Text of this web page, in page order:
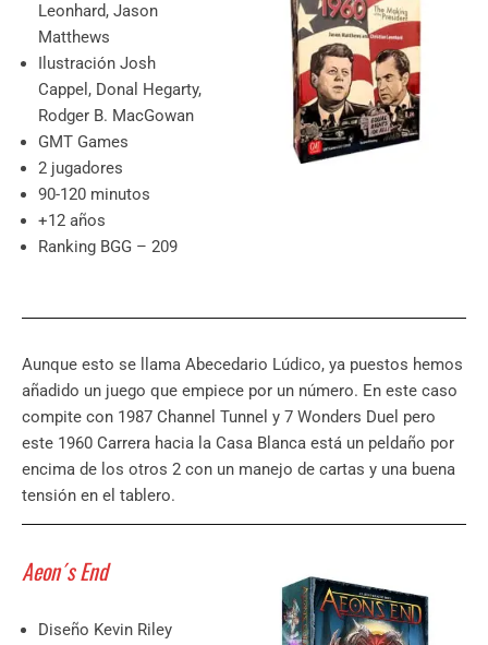
Leonhard, Jason
Matthews
Ilustración Josh
Cappel, Donal Hegarty,
Rodger B. MacGowan
GMT Games
2 jugadores
90-120 minutos
+12 años
Ranking BGG – 209
Aunque esto se llama Abecedario Lúdico, ya puestos hemos
añadido un juego que empiece por un número. En este caso
compite con 1987 Channel Tunnel y 7 Wonders Duel pero
este 1960 Carrera hacia la Casa Blanca está un peldaño por
encima de los otros 2 con un manejo de cartas y una buena
tensión en el tablero.
Aeon´s End
Diseño Kevin Riley